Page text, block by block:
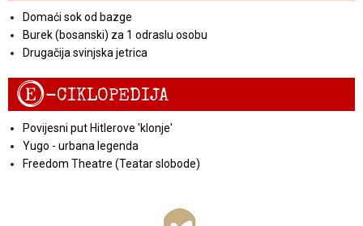
Domaći sok od bazge
Burek (bosanski) za 1 odraslu osobu
Drugačija svinjska jetrica
E-CIKLOPEDIJA
Povijesni put Hitlerove 'klonje'
Yugo - urbana legenda
Freedom Theatre (Teatar slobode)